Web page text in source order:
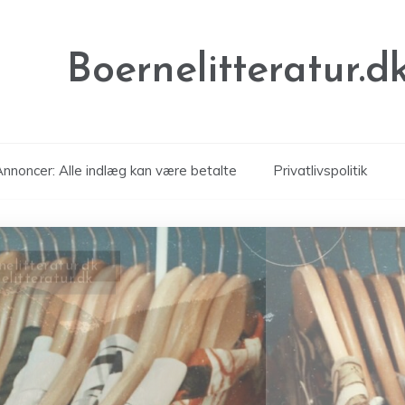
Alle indlæg kan være betalte Privatlivspolitik